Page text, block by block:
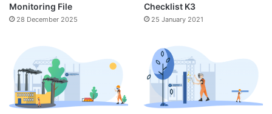
Monitoring File
28 December 2025
Checklist K3
25 January 2021